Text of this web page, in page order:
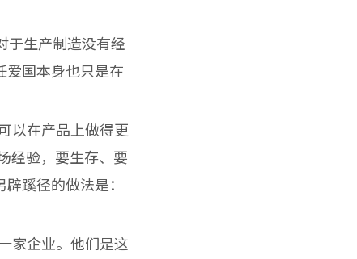
于生产制造没有经
爱国本身也只是在
以在产品上做得更
经验，要生存、要
蹊径的做法是：
家企业。他们是这